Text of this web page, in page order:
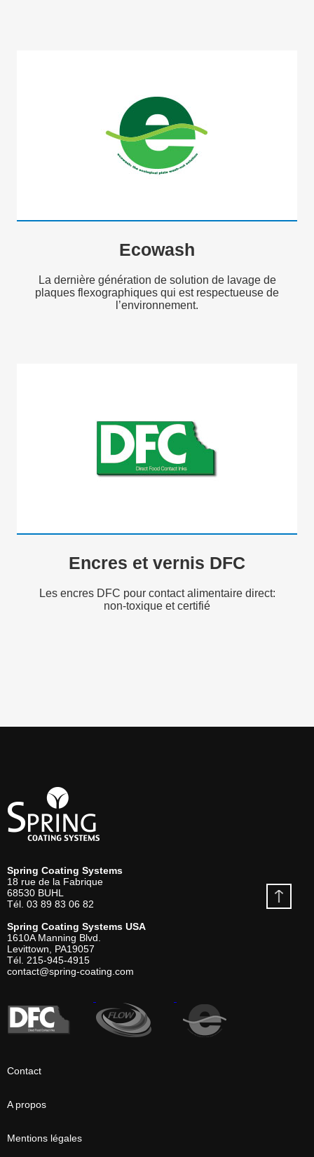
Ecowash
La dernière génération de solution de lavage de
plaques flexographiques qui est respectueuse de
l’environnement.
Encres et vernis DFC
Les encres DFC pour contact alimentaire direct:
non-toxique et certifié
Spring Coating Systems
18 rue de la Fabrique
68530 BUHL
Tél. 03 89 83 06 82
Spring Coating Systems USA
1610A Manning Blvd.
Levittown, PA19057
Tél. 215-945-4915
contact@spring-coating.com
Contact
A propos
Mentions légales